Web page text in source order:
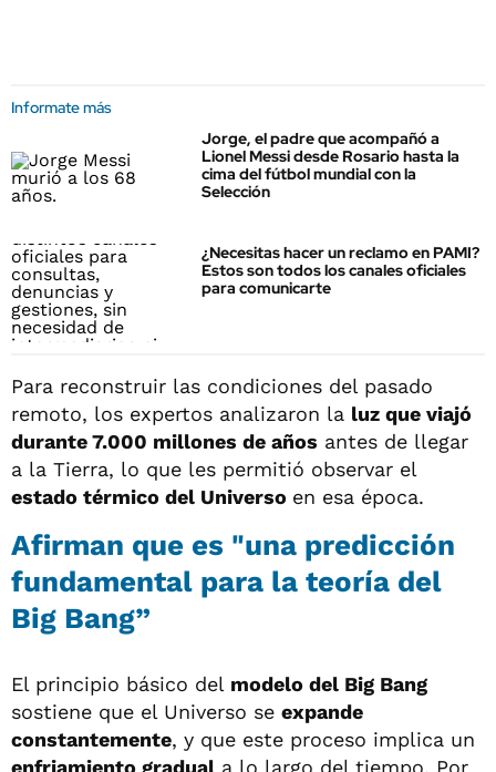
Informate más
Jorge, el padre que acompañó a
Lionel Messi desde Rosario hasta la
cima del fútbol mundial con la
Selección
¿Necesitas hacer un reclamo en PAMI?
Estos son todos los canales oficiales
para comunicarte
Para reconstruir las condiciones del pasado
remoto, los expertos analizaron la luz que viajó
durante 7.000 millones de años antes de llegar
a la Tierra, lo que les permitió observar el
estado térmico del Universo en esa época.
Afirman que es "una predicción
fundamental para la teoría del
Big Bang”
El principio básico del modelo del Big Bang
sostiene que el Universo se expande
constantemente, y que este proceso implica un
enfriamiento gradual a lo largo del tiempo. Por